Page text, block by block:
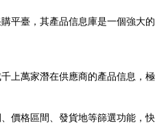
平臺，其產品信息庫是一個強大的
千上萬家潛在供應商的產品信息，極
、價格區間、發貨地等篩選功能，快